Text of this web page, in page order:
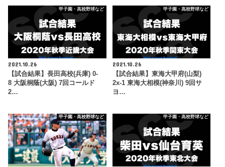
甲子園・高校野球など
2021.10.26
【試合結果】長田高校(兵庫) 0-
8 大阪桐蔭(大阪) 7回コールド
2…
甲子園・高校野球など
2021.10.26
【試合結果】東海大甲府(山梨)
2x-1 東海大相模(神奈川) 9回サ
ヨ…
甲子園・高校野球など 甲子園・高校野球など